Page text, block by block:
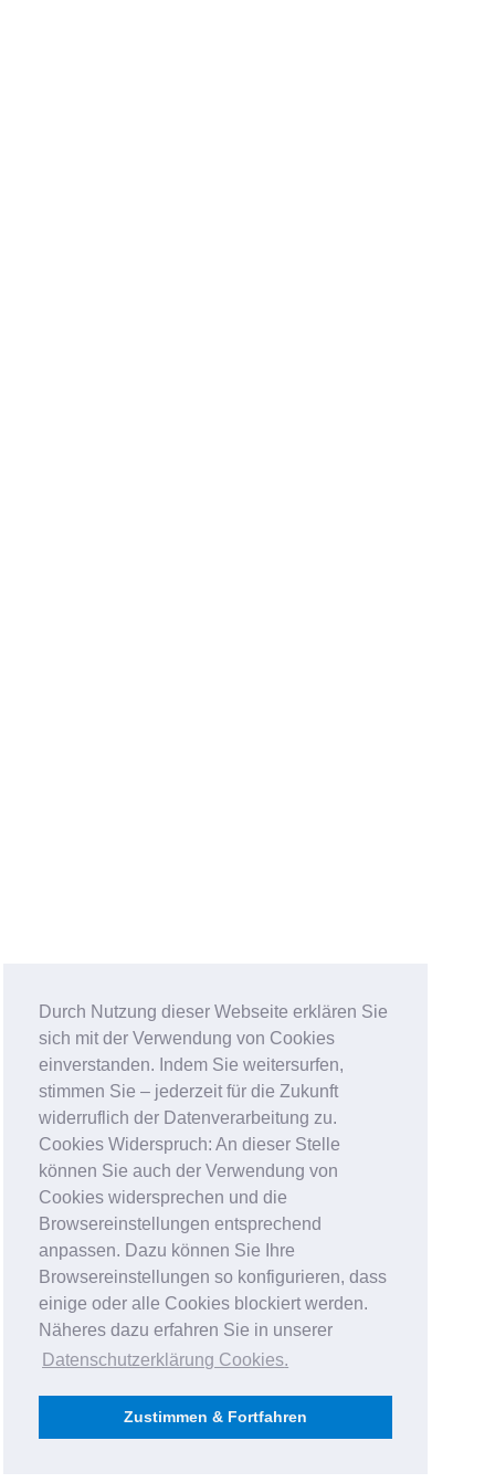
Durch Nutzung dieser Webseite erklären Sie
sich mit der Verwendung von Cookies
einverstanden. Indem Sie weitersurfen,
stimmen Sie – jederzeit für die Zukunft
widerruflich der Datenverarbeitung zu.
Cookies Widerspruch: An dieser Stelle
können Sie auch der Verwendung von
Cookies widersprechen und die
Browsereinstellungen entsprechend
anpassen. Dazu können Sie Ihre
Browsereinstellungen so konfigurieren, dass
einige oder alle Cookies blockiert werden.
Näheres dazu erfahren Sie in unserer
Datenschutzerklärung Cookies.
Zustimmen & Fortfahren